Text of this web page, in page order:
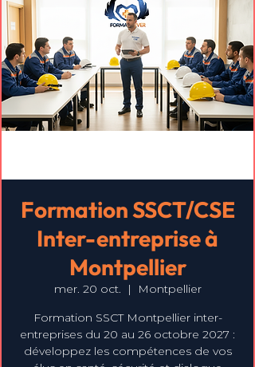
Formation SSCT/CSE
Inter-entreprise à
Montpellier
mer. 20 oct.
  |
Montpellier
Formation SSCT Montpellier inter-
entreprises du 20 au 26 octobre 2027 :
développez les compétences de vos